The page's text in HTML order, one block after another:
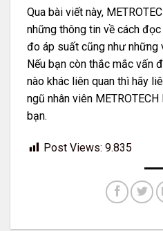
Qua bài viết này,
những thông tin về cách
đo áp suất cũng như những
Nếu bạn còn thắc mắc vấn
nào khác liên quan thì hãy
ngũ nhân viên
bạn.
Post Views: 9.835